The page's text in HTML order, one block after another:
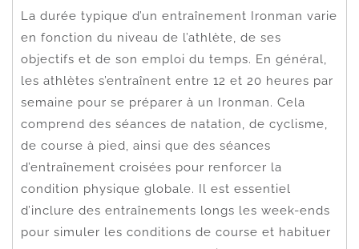
La durée typique d’un entraînement Ironman varie
en fonction du niveau de l’athlète, de ses
objectifs et de son emploi du temps. En général,
les athlètes s’entraînent entre 12 et 20 heures par
semaine pour se préparer à un Ironman. Cela
comprend des séances de natation, de cyclisme,
de course à pied, ainsi que des séances
d’entraînement croisées pour renforcer la
condition physique globale. Il est essentiel
d’inclure des entraînements longs les week-ends
pour simuler les conditions de course et habituer